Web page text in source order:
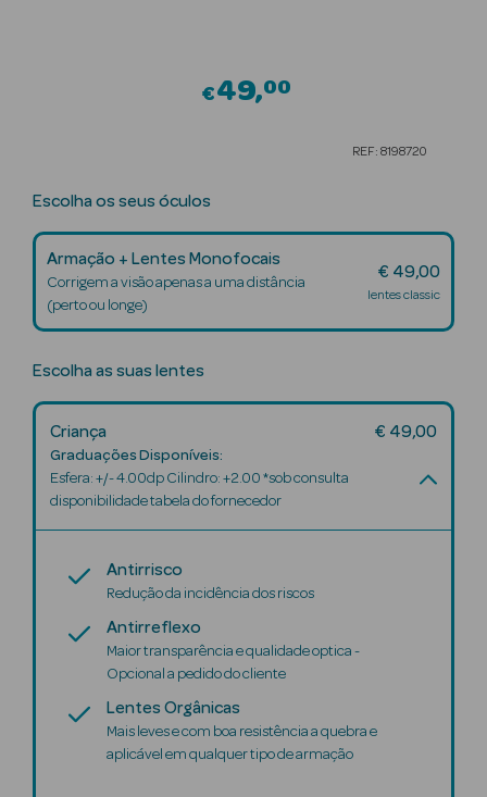
Maquilhagem
Luxo
Beauty Season
Beauty Season
Solares
€49 00
REF: 8198720
Escolha os seus óculos
Armação + Lentes Monofocais
Corrigem a visão apenas a uma distância
(perto ou longe)
€ 49,00
lentes classic
Escolha as suas lentes
Criança € 49,00
Graduações Disponíveis:
Esfera: +/- 4.00dp Cilindro: +2.00 *sob consulta
disponibilidade tabela do fornecedor
Antirrisco
Redução da incidência dos riscos
Antirreflexo
Maior transparência e qualidade optica -
Opcional a pedido do cliente
Lentes Orgânicas
Mais leves e com boa resistência a quebra e
aplicável em qualquer tipo de armação